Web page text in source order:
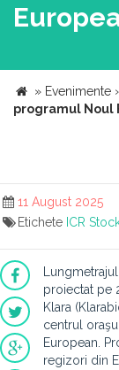
» Evenimente ›
programul Noul
11 August 2025
Etichete ICR
proiectat pe
Klara
centrul
European.
regizori din